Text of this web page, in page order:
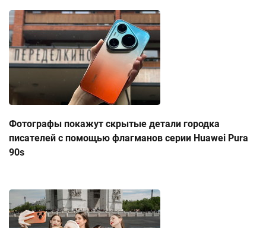
Фотографы покажут скрытые детали городка
писателей с помощью флагманов серии Huawei Pura
90s